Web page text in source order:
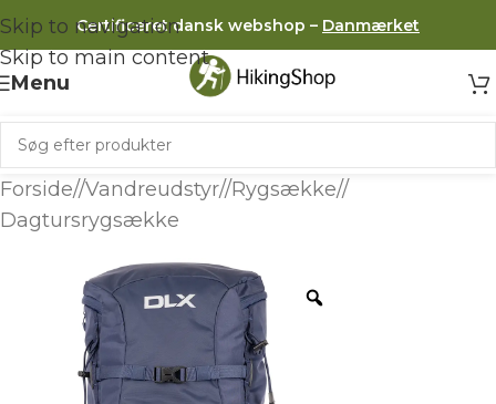
Skip to navigation
Skip to main content
Certificeret dansk webshop – Danmærket
Menu
Forside/ Vandreudstyr/ Rygsække/
Dagtursrygsække